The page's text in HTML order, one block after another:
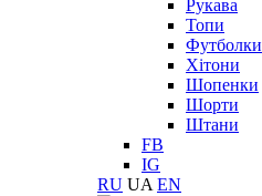
Рукава
Топи
Футболки
Хітони
Шопенки
Шорти
Штани
FB
IG
RU UA EN